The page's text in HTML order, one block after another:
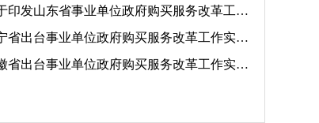
关于印发山东省事业单位政府购买服务改革工作实施方案的通知
辽宁省出台事业单位政府购买服务改革工作实施方案
安徽省出台事业单位政府购买服务改革工作实施方案